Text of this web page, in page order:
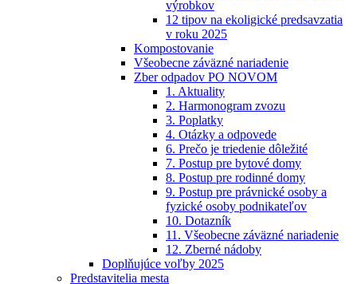
výrobkov
12 tipov na ekoligické predsavzatia
v roku 2025
Kompostovanie
Všeobecne záväzné nariadenie
Zber odpadov PO NOVOM
1. Aktuality
2. Harmonogram zvozu
3. Poplatky
4. Otázky a odpovede
6. Prečo je triedenie dôležité
7. Postup pre bytové domy
8. Postup pre rodinné domy
9. Postup pre právnické osoby a
fyzické osoby podnikateľov
10. Dotazník
11. Všeobecne záväzné nariadenie
12. Zberné nádoby
Doplňujúce voľby 2025
Predstavitelia mesta